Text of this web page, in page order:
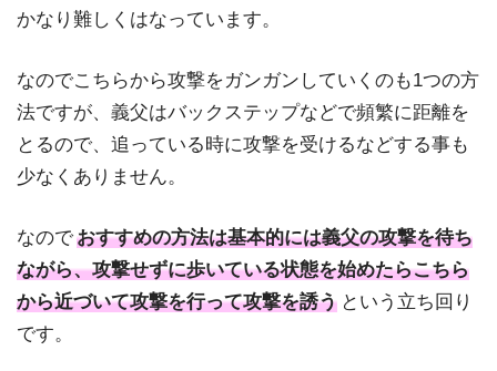
かなり難しくはなっています。
なのでこちらから攻撃をガンガンしていくのも1つの方
法ですが、義父はバックステップなどで頻繁に距離を
とるので、追っている時に攻撃を受けるなどする事も
少なくありません。
なのでおすすめの方法は基本的には義父の攻撃を待ち
ながら、攻撃せずに歩いている状態を始めたらこちら
から近づいて攻撃を行って攻撃を誘う という立ち回り
です。